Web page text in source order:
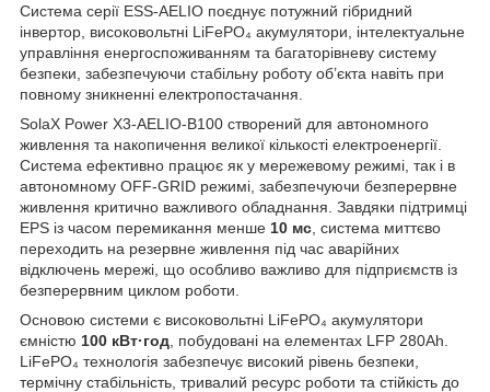
Система серії ESS-AELIO поєднує потужний гібридний
інвертор, високовольтні LiFePO₄ акумулятори, інтелектуальне
управління енергоспоживанням та багаторівневу систему
безпеки, забезпечуючи стабільну роботу об’єкта навіть при
повному зникненні електропостачання.
SolaX Power X3-AELIO-B100 створений для автономного
живлення та накопичення великої кількості електроенергії.
Система ефективно працює як у мережевому режимі, так і в
автономному OFF-GRID режимі, забезпечуючи безперервне
живлення критично важливого обладнання. Завдяки підтримці
EPS із часом перемикання менше 10 мс , система миттєво
переходить на резервне живлення під час аварійних
відключень мережі, що особливо важливо для підприємств із
безперервним циклом роботи.
Основою системи є високовольтні LiFePO₄ акумулятори
ємністю 100 кВт·год , побудовані на елементах LFP 280Ah.
LiFePO₄ технологія забезпечує високий рівень безпеки,
термічну стабільність, тривалий ресурс роботи та стійкість до